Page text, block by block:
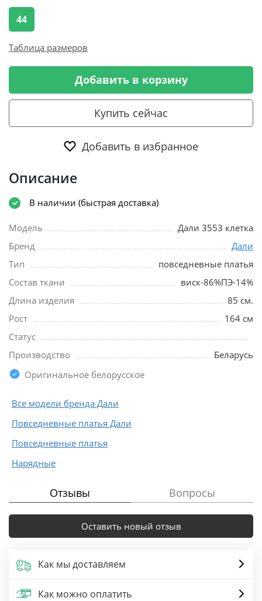
44
Таблица размеров
Добавить в корзину
Купить сейчас
Добавить в избранное
Описание
В наличии (быстрая доставка)
Модель
Дали 3553 клетка
Бренд
Дали
Тип
повседневные платья
Состав ткани
виск-86%ПЭ-14%
Длина изделия
85 см.
Рост
164 см
Статус
Производство
Беларусь
Оригинальное белорусское
Все модели бренда Дали
Повседневные платья Дали
Повседневные платья
Нарядные
Отзывы Вопросы
Оставить новый отзыв
Как мы доставляем
Как можно оплатить